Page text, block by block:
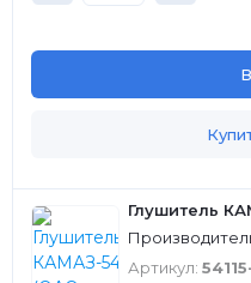
Глушитель
Артикул: